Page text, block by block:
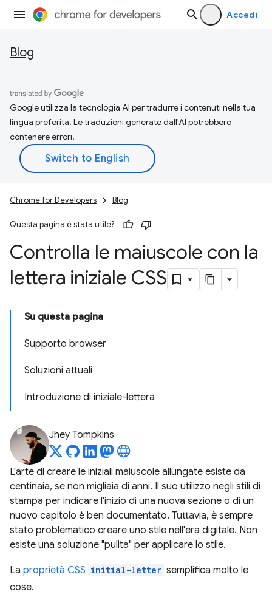
Accedi
Blog
Google utilizza la tecnologia AI per tradurre i contenuti nella tua
lingua preferita. Le traduzioni generate dall'AI potrebbero
contenere errori.
Chrome for Developers Blog
Questa pagina è stata utile?
Controlla le maiuscole con la
lettera iniziale CSS
Su questa pagina
Supporto browser
Soluzioni attuali
Introduzione di iniziale-lettera
Jhey Tompkins
L'arte di creare le iniziali maiuscole allungate esiste da
centinaia, se non migliaia di anni. Il suo utilizzo negli stili di
stampa per indicare l'inizio di una nuova sezione o di un
nuovo capitolo è ben documentato. Tuttavia, è sempre
stato problematico creare uno stile nell'era digitale. Non
esiste una soluzione "pulita" per applicare lo stile.
La proprietà CSS initial-letter semplifica molto le
cose.